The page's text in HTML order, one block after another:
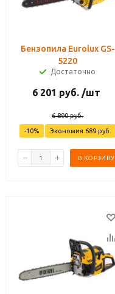
Бензопила Eurolux GS-
5220
Достаточно
6 201 руб. /шт
6 890руб.
-10% Экономия 689руб.
В КОРЗИНУ